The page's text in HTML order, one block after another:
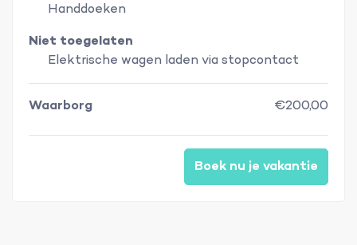
Handdoeken
Niet toegelaten
Elektrische wagen laden via stopcontact
Waarborg €200,00
Boek nu je vakantie